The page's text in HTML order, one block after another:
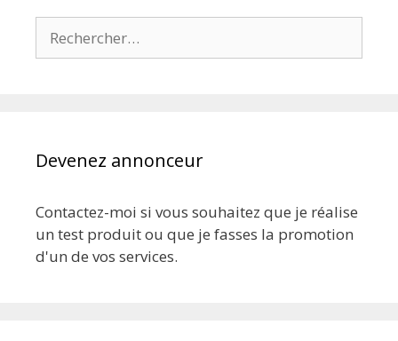
Devenez annonceur
Contactez-moi si vous souhaitez que je réalise
un test produit ou que je fasses la promotion
d'un de vos services.